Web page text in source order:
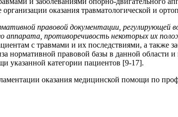
оказания травматологической и
правовой документации, регулирующей
аппарата, противоречивость некоторых их
с травмами и их последствиями, а также
нормативной правовой базы в данной области и
указанной категории пациентов [9-17].
оказания медицинской помощи по